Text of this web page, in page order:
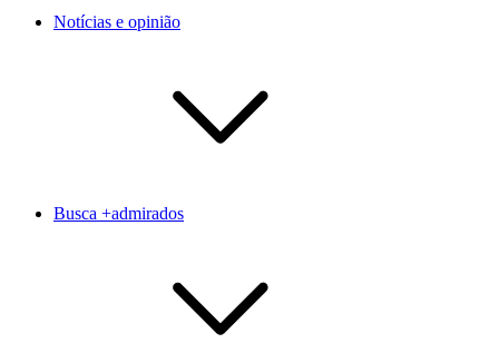
Notícias e opinião
Busca +admirados